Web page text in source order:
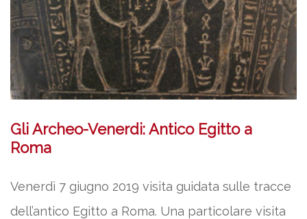
Gli Archeo-Venerdi: Antico Egitto a
Roma
Venerdì 7 giugno 2019 visita guidata sulle tracce
dell’antico Egitto a Roma. Una particolare visita